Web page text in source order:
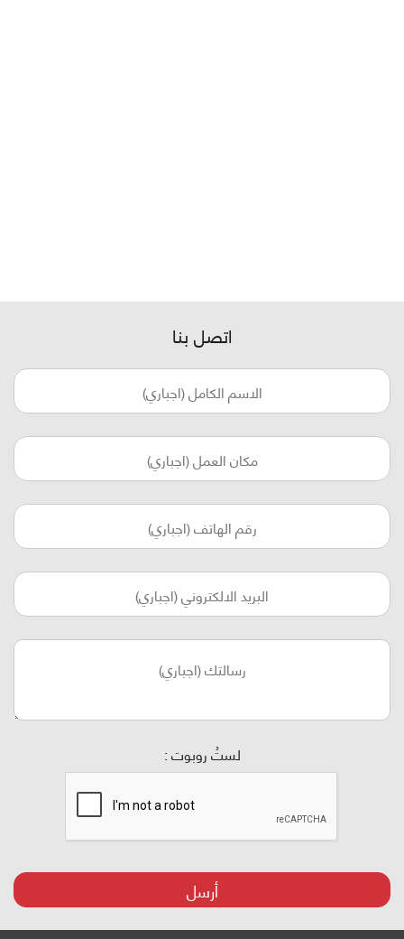
اتصل بنا
لستُ روبوت :
أرسل